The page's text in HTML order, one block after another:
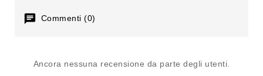
Commenti (0)
Ancora nessuna recensione da parte degli utenti.